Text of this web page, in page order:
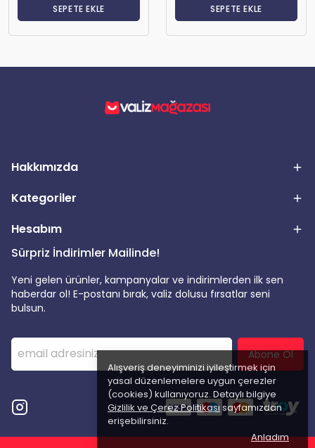
Alışveriş deneyiminizi iyileştirmek için
yasal düzenlemelere uygun çerezler
(cookies) kullanıyoruz. Detaylı bilgiye
Gizlilik ve Çerez Politikası sayfamızdan
erişebilirsiniz.
Anladım
SEPETE EKLE SEPETE EKLE
Hakkımızda
Kategoriler
Hesabım
Sürpriz İndirimler Mailinde!
Yeni gelen ürünler, kampanyalar ve indirimlerden ilk sen
haberdar ol! E-postanı bırak, valiz dolusu fırsatlar seni
bulsun.
Abone Ol